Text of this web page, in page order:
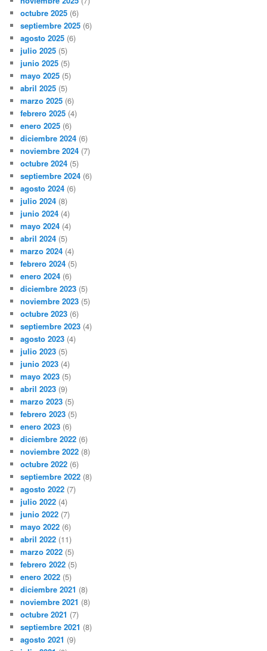
octubre 2025 (6)
septiembre 2025 (6)
agosto 2025 (6)
julio 2025 (5)
junio 2025 (5)
mayo 2025 (5)
abril 2025 (5)
marzo 2025 (6)
febrero 2025 (4)
enero 2025 (6)
diciembre 2024 (6)
noviembre 2024 (7)
octubre 2024 (5)
septiembre 2024 (6)
agosto 2024 (6)
julio 2024 (8)
junio 2024 (4)
mayo 2024 (4)
abril 2024 (5)
marzo 2024 (4)
febrero 2024 (5)
enero 2024 (6)
diciembre 2023 (5)
noviembre 2023 (5)
octubre 2023 (6)
septiembre 2023 (4)
agosto 2023 (4)
julio 2023 (5)
junio 2023 (4)
mayo 2023 (5)
abril 2023 (9)
marzo 2023 (5)
febrero 2023 (5)
enero 2023 (6)
diciembre 2022 (6)
noviembre 2022 (8)
octubre 2022 (6)
septiembre 2022 (8)
agosto 2022 (7)
julio 2022 (4)
junio 2022 (7)
mayo 2022 (6)
abril 2022 (11)
marzo 2022 (5)
febrero 2022 (5)
enero 2022 (5)
diciembre 2021 (8)
noviembre 2021 (8)
octubre 2021 (7)
septiembre 2021 (8)
agosto 2021 (9)